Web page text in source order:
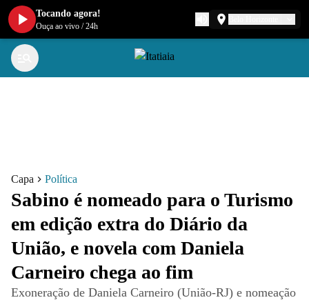
Capa Política
Sabino é nomeado para o Turismo
em edição extra do Diário da
União, e novela com Daniela
Carneiro chega ao fim
Exoneração de Daniela Carneiro (União-RJ) e nomeação
Tocando agora!
Ouça ao vivo /24h